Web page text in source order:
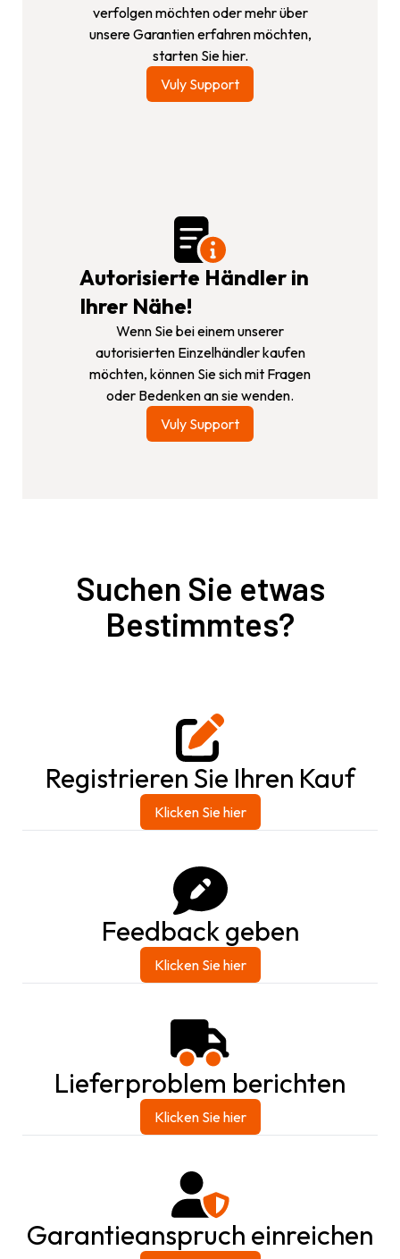
verfolgen möchten oder mehr über
unsere Garantien erfahren möchten,
starten Sie hier.
Vuly Support
Autorisierte Händler in
Ihrer Nähe!
Wenn Sie bei einem unserer
autorisierten Einzelhändler kaufen
möchten, können Sie sich mit Fragen
oder Bedenken an sie wenden.
Vuly Support
Suchen Sie etwas
Bestimmtes?
Registrieren Sie Ihren Kauf
Klicken Sie hier
Feedback geben
Klicken Sie hier
Lieferproblem berichten
Klicken Sie hier
Garantieanspruch einreichen